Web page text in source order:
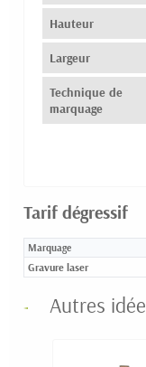
Hauteur
Largeur
Technique de
marquage
Tarif dégressif
Marquage
Gravure laser
Autres